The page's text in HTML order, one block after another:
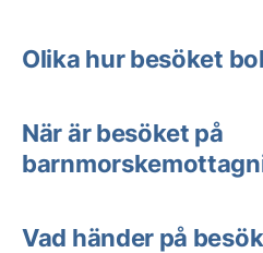
Olika hur besöket
När är besöket på
Vad händer på